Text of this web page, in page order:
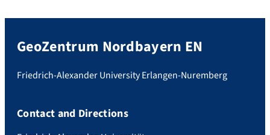
GeoZentrum Nordbayern EN
Friedrich-Alexander University Erlangen-Nuremberg
Contact and Directions